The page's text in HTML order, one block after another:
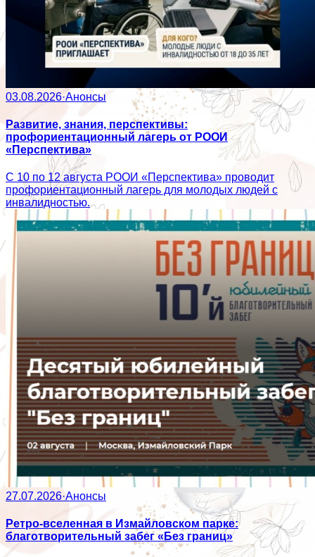
03.08.2026·Анонсы
Развитие, знания, перспективы:
профориентационный лагерь от РООИ
«Перспектива»
С 10 по 12 августа РООИ «Перспектива» проводит
профориентационный лагерь для молодых людей с
инвалидностью.
27.07.2026·Анонсы
Ретро-вселенная в Измайловском парке:
благотворительный забег «Без границ»